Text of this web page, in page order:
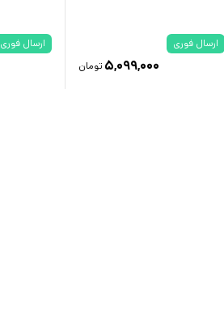
ارسال فوری
۵,۰۹۹,۰۰۰ تومان
ارسال فوری